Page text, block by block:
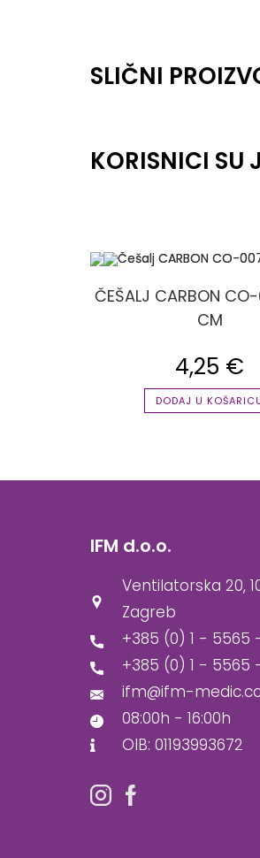
SLIČNI
KORISNICI SU
ČEŠALJ CARBON
CM
4,25 €
DODAJ U
IFM d.o.o.
Ventilatorska 20,
Zagreb
+385 (0) 1 - 5565
+385 (0) 1 - 5565
ifm@ifm-
08:00h - 16:00h
OIB: 01193993672